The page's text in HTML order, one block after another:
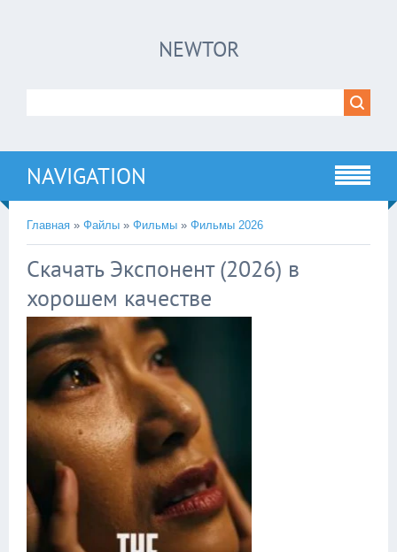
NEWTOR
NAVIGATION
Главная » Файлы » Фильмы » Фильмы 2026
Скачать Экспонент (2026) в
хорошем качестве
!!!Если Вы с телефона сперва нажмите на